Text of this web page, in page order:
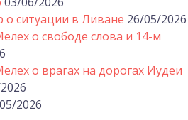
ситуации в Ливане 26/05/2026
о свободе слова и 14-м
о врагах на дорогах Иудеи
2026